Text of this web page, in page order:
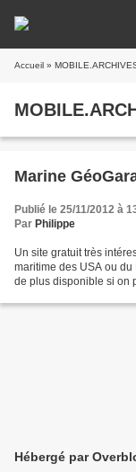
Accueil »
Marine
Publié le 25/11/2012 à
Par Philippe
Un site gratuit très
maritime des USA ou
de plus disponible si on
Hébergé par